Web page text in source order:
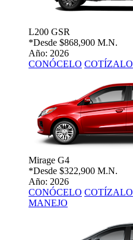
L200 GSR
*Desde $868,900 M.N.
Año: 2026
CONÓCELO COTÍZALO
Mirage G4
*Desde $322,900 M.N.
Año: 2026
CONÓCELO COTÍZALO
MANEJO